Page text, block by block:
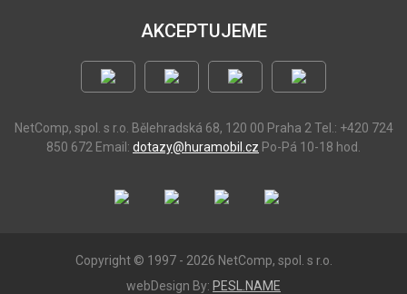
AKCEPTUJEME
NetComp, spol. s r.o. Bělehradská 68, 120 00 Praha 2 Tel.: +420 724
850 672 Email: dotazy@huramobil.cz Po-Pá 10-18 hod.
Copyright © 1997 - 2026 NetComp, spol. s r.o.
webDesign By: PESL.NAME